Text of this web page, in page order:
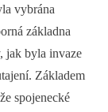
vybrána
základna
jak byla invaze
Základem
spojenecké